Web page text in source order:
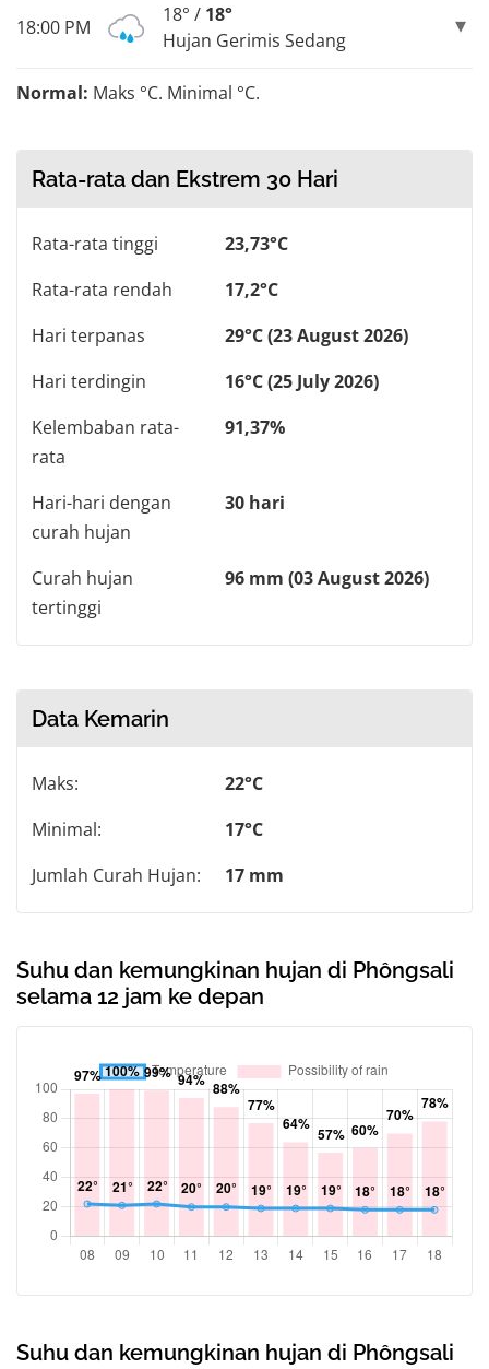
18:00 PM
18° / 18°
Hujan Gerimis Sedang
Normal: Maks °C. Minimal °C.
Rata-rata dan Ekstrem 30 Hari
Rata-rata tinggi
23,73°C
Rata-rata rendah
17,2°C
Hari terpanas
29°C (23 August 2026)
Hari terdingin
16°C (25 July 2026)
Kelembaban rata-
rata
91,37%
Hari-hari dengan
curah hujan
30 hari
Curah hujan
tertinggi
96 mm (03 August 2026)
Data Kemarin
Maks:
22°C
Minimal:
17°C
Jumlah Curah Hujan:
17 mm
Suhu dan kemungkinan hujan di Phôngsali
selama 12 jam ke depan
Suhu dan kemungkinan hujan di Phôngsali